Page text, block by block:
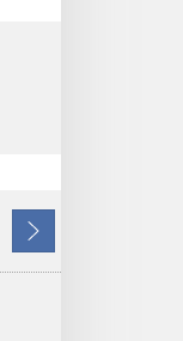
Siguiente